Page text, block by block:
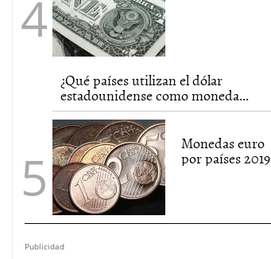
¿Qué países utilizan el dólar
estadounidense como moneda...
Monedas euro
por países 2019
Publicidad